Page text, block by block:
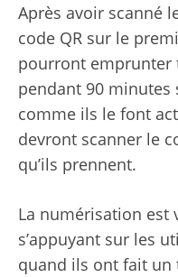
Après avoir scanné
code QR sur le
pourront emprunter
pendant 90 minutes
comme ils le font
devront scanner le
qu’ils prennent.
La numérisation est
s’appuyant sur les
quand ils ont fait un